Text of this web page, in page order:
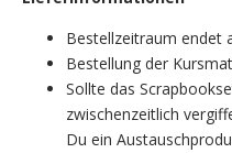
Bestellzeitraum endet
Bestellung der
Sollte das
zwischenzeitlich
Du ein